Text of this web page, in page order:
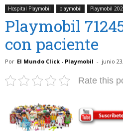
Hospital Playmobil playmobil Playmobil
Playmobil
con paciente
Por El Mundo Click - Playmobil - junio
Rate this